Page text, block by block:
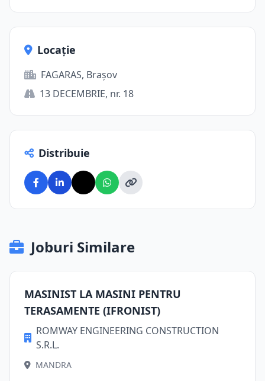
Locație
FAGARAS, Brașov
13 DECEMBRIE, nr. 18
Distribuie
Joburi Similare
MASINIST LA MASINI PENTRU
TERASAMENTE (IFRONIST)
ROMWAY ENGINEERING CONSTRUCTION
S.R.L.
MANDRA